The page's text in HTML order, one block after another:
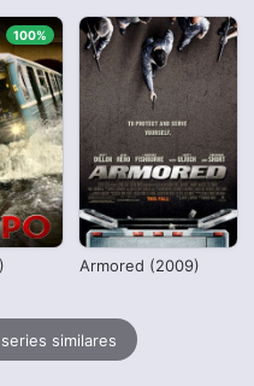
100%
Armored (2009)
similares